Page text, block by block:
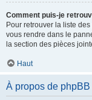
Comment puis-je
Pour retrouver la liste
vous rendre dans le
la section des pièces
Haut
À propos de phpBB